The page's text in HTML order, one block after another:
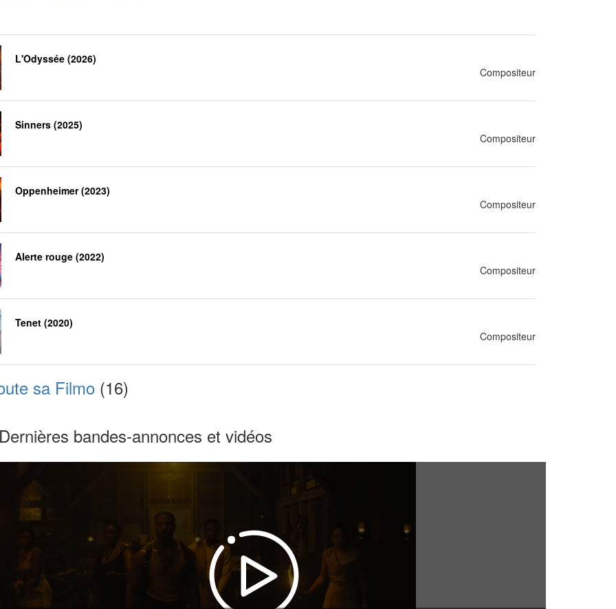
L'Odyssée (2026)
Compositeur
Sinners (2025)
Compositeur
Oppenheimer (2023)
Compositeur
Alerte rouge (2022)
Compositeur
Tenet (2020)
Compositeur
sa Filmo(16)
bandes-annonces et vidéos